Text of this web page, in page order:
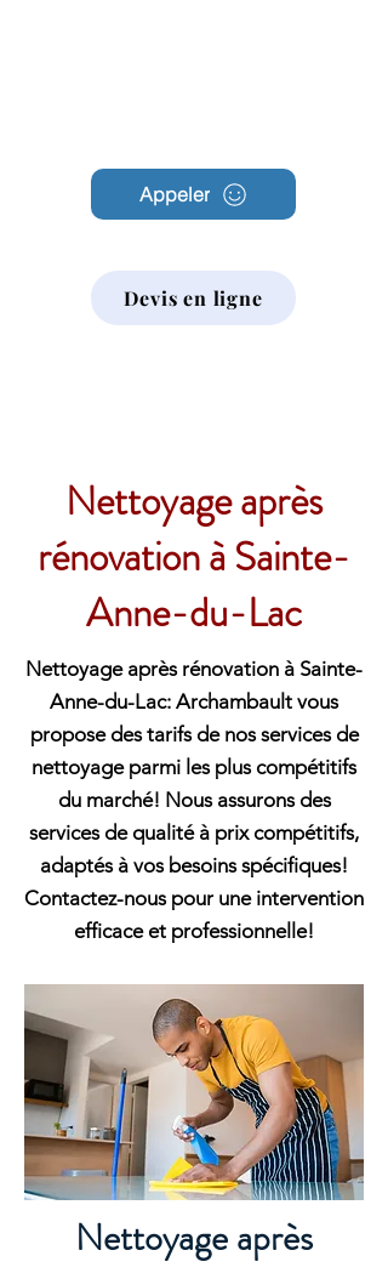
Appeler
Devis en ligne
Nettoyage après
rénovation à Sainte-
Anne-du-Lac
Nettoyage après rénovation à Sainte-
Anne-du-Lac: Archambault vous
propose des tarifs de nos services de
nettoyage parmi les plus compétitifs
du marché! Nous assurons des
services de qualité à prix compétitifs,
adaptés à vos besoins spécifiques!
Contactez-nous pour une intervention
efficace et professionnelle!
Nettoyage après